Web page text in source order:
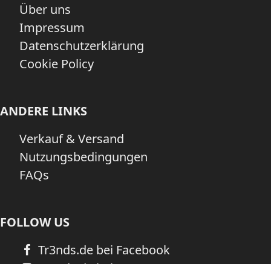
Über uns
Impressum
Datenschutzerklärung
Cookie Policy
ANDERE LINKS
Verkauf & Versand
Nutzungsbedingungen
FAQs
FOLLOW US
Tr3nds.de bei Facebook